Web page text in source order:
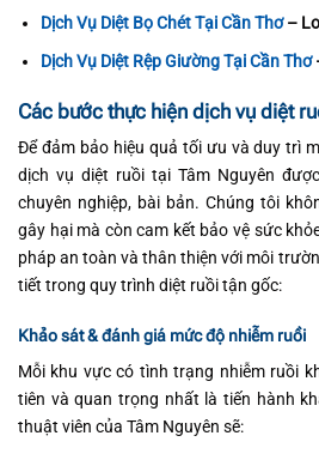
Dịch Vụ Diệt Bọ Chét Tại Cần Thơ–
Dịch Vụ Diệt Rệp Giường Tại Cần Thơ
Các bước thực hiện dịch vụ diệt
Để đảm bảo hiệu quả tối ưu và duy trì
dịch vụ diệt ruồi tại Tâm Nguyên
chuyên nghiệp, bài bản. Chúng tôi
gây hại mà còn cam kết bảo vệ sức
pháp an toàn và thân thiện với môi
tiết trong quy trình diệt ruồi tận gốc:
Khảo sát & đánh giá mức độ nhiễm ruồi
Mỗi khu vực có tình trạng nhiễm ruồi
tiên và quan trọng nhất là tiến hành
thuật viên của Tâm Nguyên sẽ: